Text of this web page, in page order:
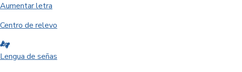
Aumentar letra
Centro de relevo
Lengua de señas